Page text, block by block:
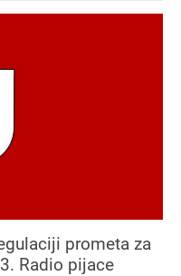
prometa za
Radio pijace